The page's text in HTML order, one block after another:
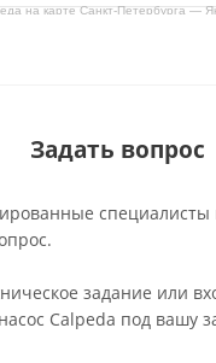
на карте Санкт‑Петербурга —
Задать вопрос
специалисты
задание или
Calpeda под вашу